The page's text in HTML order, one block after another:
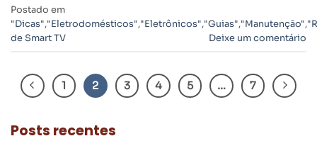
Postado em
"Dicas","Eletrodomésticos","Eletrônicos","Guias","Manutenção",
de Smart TV
Deixe um comentário
1 2 3 4 5 … 7
Posts recentes